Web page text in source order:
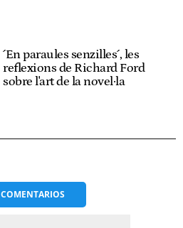
´En paraules senzilles´, les
reflexions de Richard Ford
sobre l'art de la novel·la
COMENTARIOS